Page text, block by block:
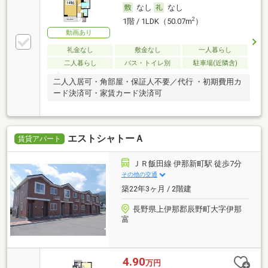
動画あり
なし
なし
1階 / 1LDK（50.07m2）
礼金なし 敷金なし
一人暮らし
二人暮らし
バス・トイレ別 駐車場(近隣含)
二人入居可・角部屋・保証人不要／代行 ・初期費用カ
ード決済可・家賃カード決済可
賃貸アパート エストシャトーＡ
ＪＲ飯田線 伊那新町駅 徒歩7分
その他の交通
築22年3ヶ月 / 2階建
長野県上伊那郡辰野町大字伊那
富
4.90万円